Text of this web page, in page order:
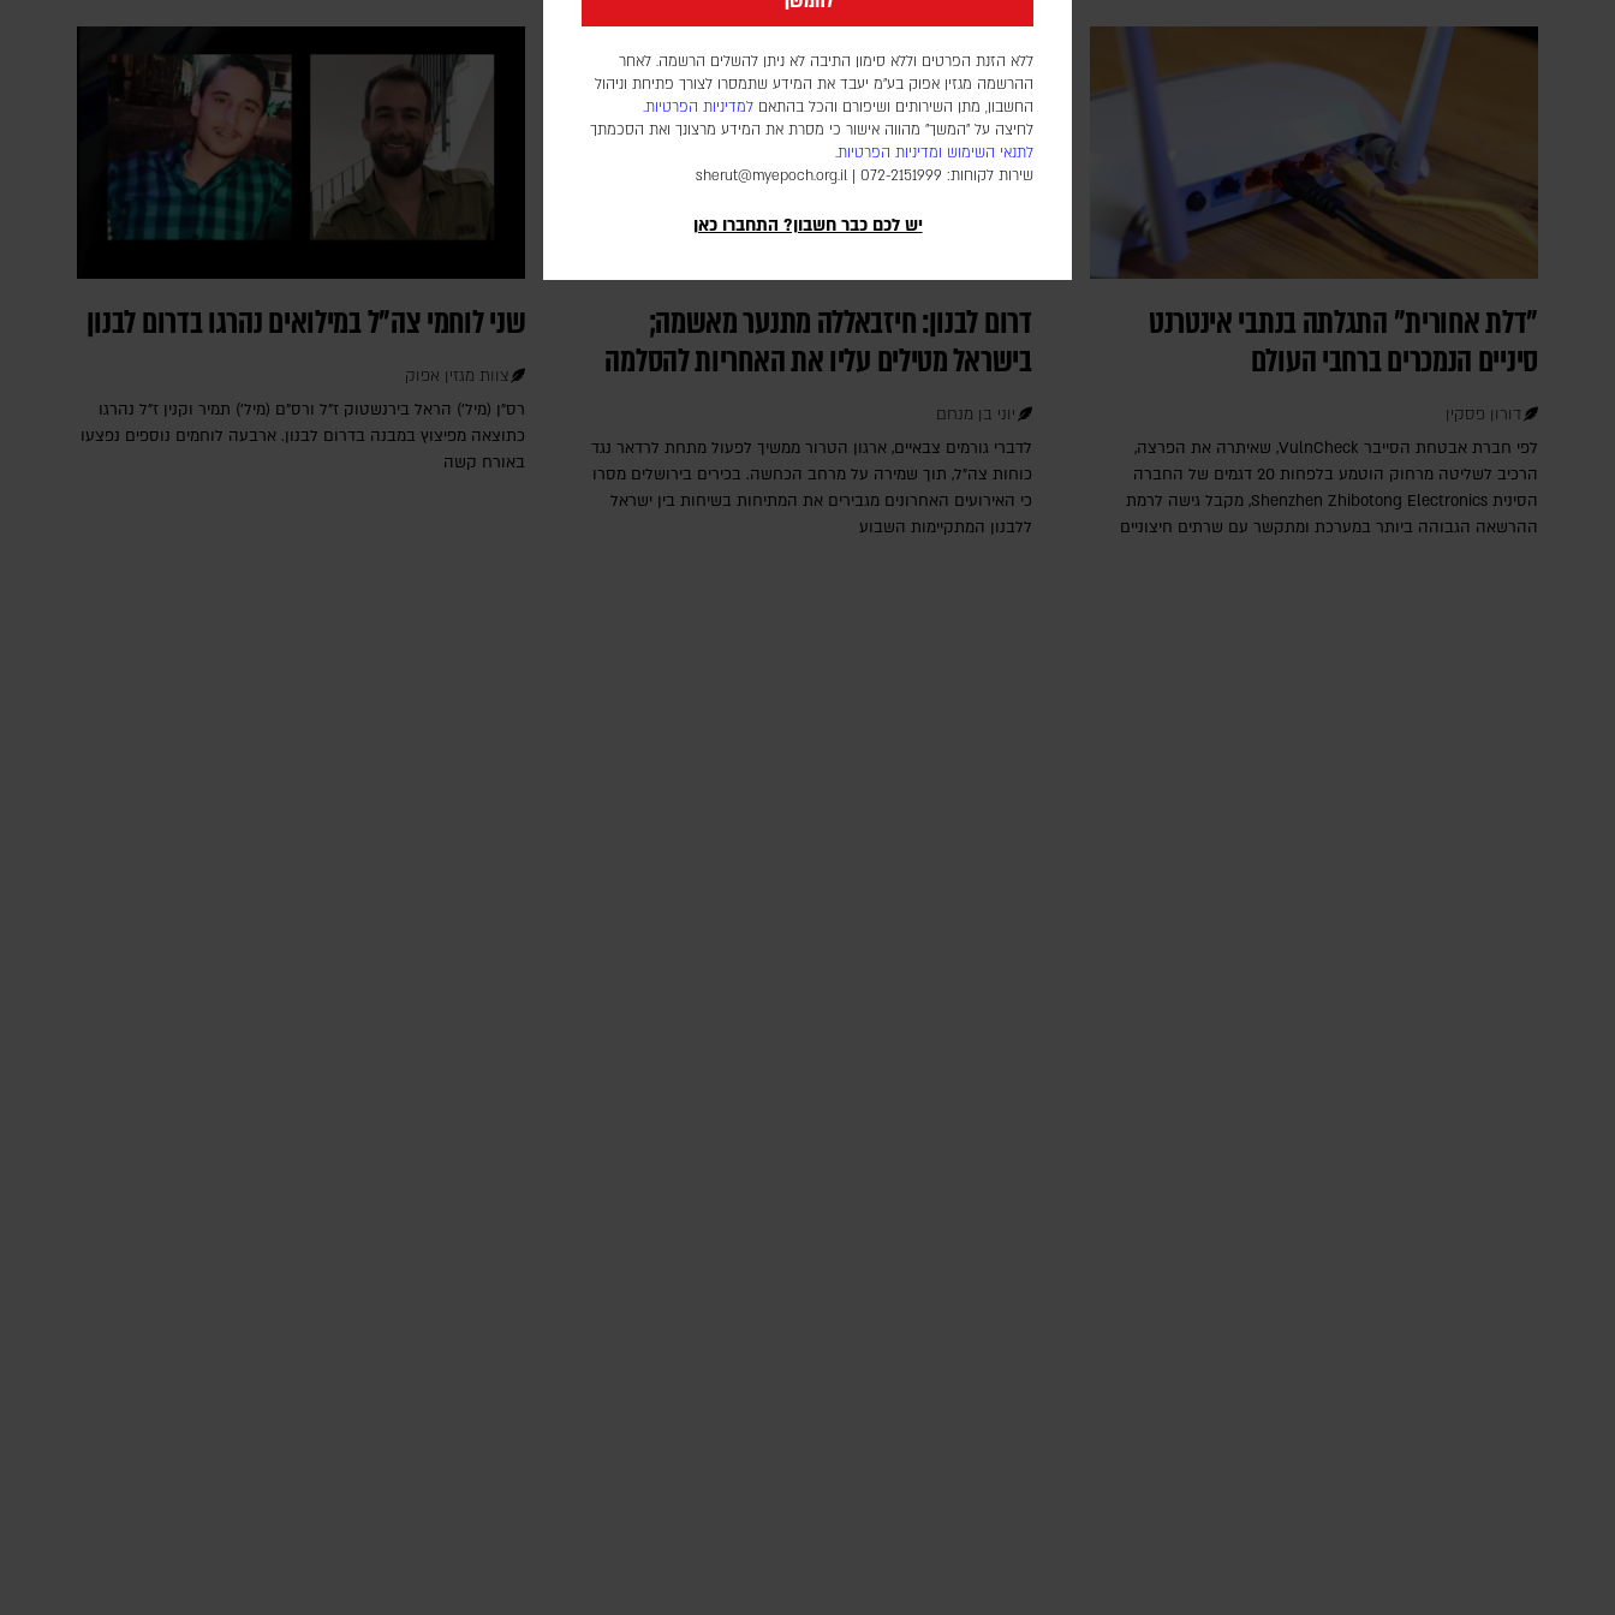
ללא הזנת הפרטים וללא סימון התיבה לא ניתן להשלים הרשמה. לאחר
ההרשמה מגזין אפוק בע״מ יעבד את המידע שתמסרו לצורך פתיחת וניהול
החשבון, מתן השירותים ושיפורם והכל בהתאם למדיניות הפרטיות.
לחיצה על "המשך" מהווה אישור כי מסרת את המידע מרצונך ואת הסכמתך
לתנאי השימוש ומדיניות הפרטיות.
שירות לקוחות: 072-2151999 |
sherut@myepoch.org.il
יש לכם כבר חשבון? התחברו כאן
"דלת אחורית" התגלתה בנתבי אינטרנט
סיניים הנמכרים ברחבי העולם
דורון פסקין
לפי חברת אבטחת הסייבר VulnCheck‎, שאיתרה את הפרצה,
הרכיב לשליטה מרחוק הוטמע בלפחות 20 דגמים של החברה
הסינית Shenzhen Zhibotong Electronics‎, מקבל גישה לרמת
ההרשאה הגבוהה ביותר במערכת ומתקשר עם שרתים חיצוניים
דרום לבנון: חיזבאללה מתנער מאשמה;
בישראל מטילים עליו את האחריות להסלמה
יוני בן מנחם
לדברי גורמים צבאיים, ארגון הטרור ממשיך לפעול מתחת לרדאר נגד
כוחות צה"ל, תוך שמירה על מרחב הכחשה. בכירים בירושלים מסרו
כי האירועים האחרונים מגבירים את המתיחות בשיחות בין ישראל
ללבנון המתקיימות השבוע
שני לוחמי צה"ל במילואים נהרגו בדרום לבנון
צוות מגזין אפוק
רס"ן (מיל') הראל בירנשטוק ז"ל ורס"ם (מיל') תמיר וקנין ז"ל נהרגו
כתוצאה מפיצוץ במבנה בדרום לבנון. ארבעה לוחמים נוספים נפצעו
באורח קשה